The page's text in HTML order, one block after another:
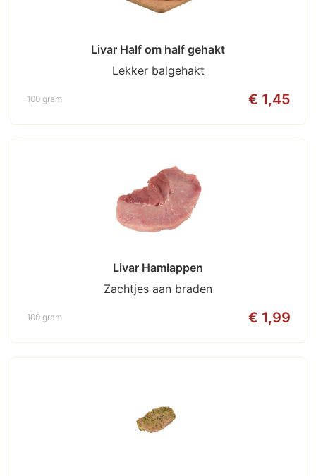
Livar Half om half gehakt
Lekker balgehakt
€ 1,45
100 gram
Livar Hamlappen
Zachtjes aan braden
€ 1,99
100 gram